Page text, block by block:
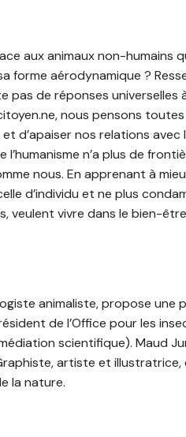
aux animaux non-
forme aérodynamique ?
pas de réponses
nous pensons
d’apaiser nos relations
n’a plus de
nous. En apprenant à
d’individu et ne plus
veulent vivre dans le bien-
animaliste, propose une
de l’Office pour les
scientifique). Maud
artiste et illustratrice,
la nature.